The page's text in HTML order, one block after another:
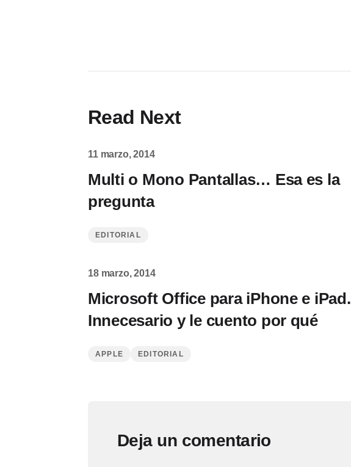
Read Next
11 marzo, 2014
Multi o Mono Pantallas… Esa es la
pregunta
EDITORIAL
18 marzo, 2014
Microsoft Office para iPhone e iPad.
Innecesario y le cuento por qué
APPLE EDITORIAL
Deja un comentario